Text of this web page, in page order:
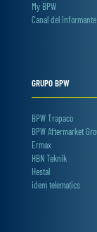
My BPW
Canal del informante
GRUPO BPW
BPW Trapaco
BPW Aftermarket
Ermax
HBN Teknik
Hestal
idem telematics